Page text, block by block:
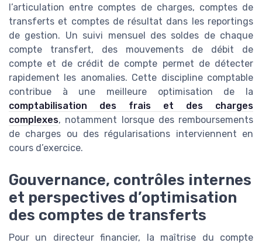
l’articulation entre comptes de charges, comptes de
transferts et comptes de résultat dans les reportings
de gestion. Un suivi mensuel des soldes de chaque
compte transfert, des mouvements de débit de
compte et de crédit de compte permet de détecter
rapidement les anomalies. Cette discipline comptable
contribue à une meilleure optimisation de la
comptabilisation des frais et des charges
complexes, notamment lorsque des remboursements
de charges ou des régularisations interviennent en
cours d’exercice.
Gouvernance, contrôles internes
et perspectives d’optimisation
des comptes de transferts
Pour un directeur financier, la maîtrise du compte